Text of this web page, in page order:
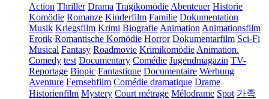
Action Thriller Drama Tragikomödie Abenteuer Historie
Komödie Romanze Kinderfilm Familie Dokumentation
Musik Kriegsfilm Krimi Biografie Animation Animationsfilm
Erotik Romantische Komödie Horror Dokumentarfilm Sci-Fi
Musical Fantasy Roadmovie Krimikomödie Animation.
Comedy test Documentary Comédie Jugendmagazin TV-
Reportage Biopic Fantastique Documentaire Werbung
Aventure Fernsehfilm Comédie dramatique Drame
Historienfilm Mystery Court métrage Mélodrame Spot 가족